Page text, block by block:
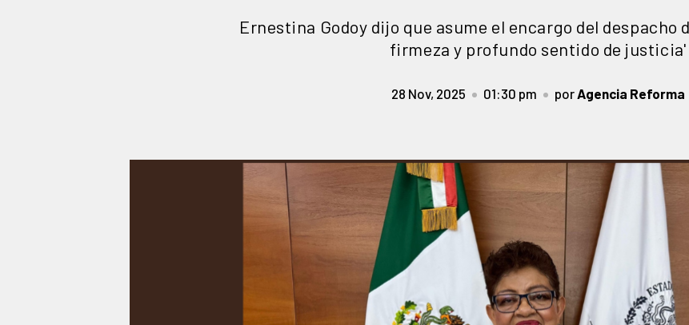
Ernestina Godoy dijo que asume el encargo del despacho
firmeza y profundo sentido de justicia'
28 Nov, 2025 01:30 pm porAgencia Reforma